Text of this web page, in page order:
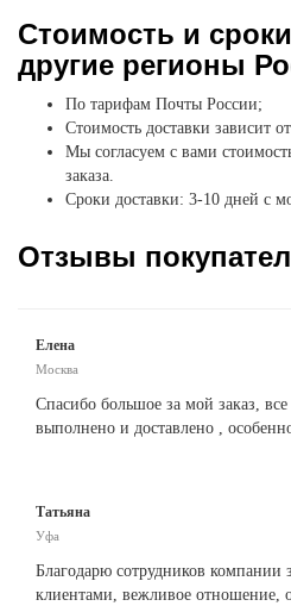
Стоимость и
другие регионы
По тарифам Почты России;
Стоимость доставки зависит
Мы согласуем с вами
заказа.
Сроки доставки: 3-10 дней с
Отзывы
Елена
Москва
Спасибо большое за мой заказ,
выполнено и доставлено ,
Татьяна
Уфа
Благодарю сотрудников компании
клиентами, вежливое отношение,